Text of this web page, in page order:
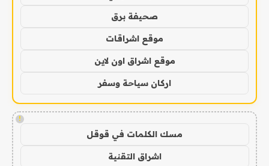
صحيفة برق
موقع اشراقات
موقع اشراق اون لاين
اركان سياحة وسفر
!
مسك الكلمات في قوقل
اشراق التقنية